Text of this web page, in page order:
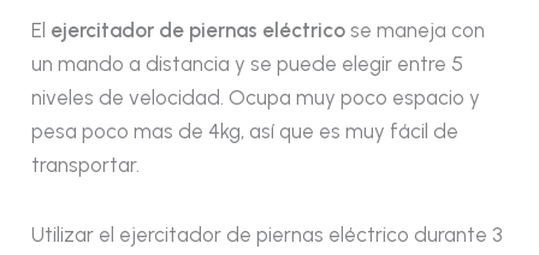
El ejercitador de piernas eléctrico se maneja con
un mando a distancia y se puede elegir entre 5
niveles de velocidad. Ocupa muy poco espacio y
pesa poco mas de 4kg, así que es muy fácil de
transportar.
Utilizar el ejercitador de piernas eléctrico durante 3